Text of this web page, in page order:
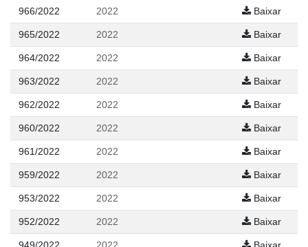
966/2022 2022 Baixar
965/2022 2022 Baixar
964/2022 2022 Baixar
963/2022 2022 Baixar
962/2022 2022 Baixar
960/2022 2022 Baixar
961/2022 2022 Baixar
959/2022 2022 Baixar
953/2022 2022 Baixar
952/2022 2022 Baixar